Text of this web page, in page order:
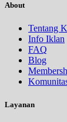
About
Tentang
Info Iklan
FAQ
Blog
Layanan